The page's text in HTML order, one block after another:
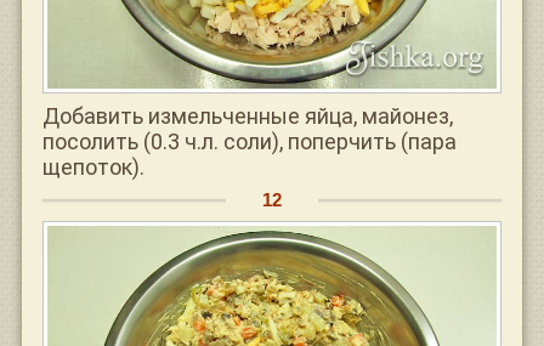
Добавить измельченные яйца, майонез,
посолить (0.3 ч.л. соли), поперчить (пара
щепоток).